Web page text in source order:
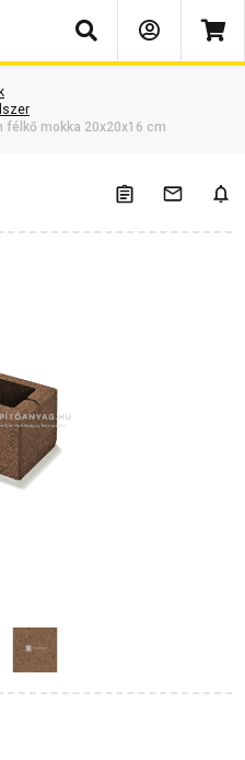
Keresés
félkő mokka 20x20x16 cm
és válaszok Kapcsolódó cikkek